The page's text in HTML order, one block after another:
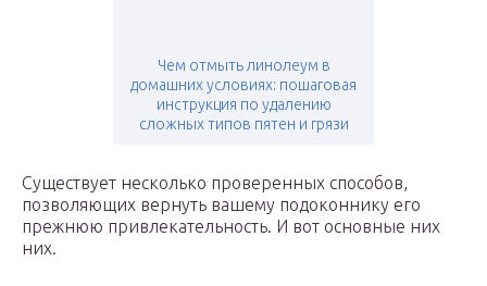
Чем отмыть линолеум в
домашних условиях: пошаговая
инструкция по удалению
сложных типов пятен и грязи
Существует несколько проверенных способов,
позволяющих вернуть вашему подоконнику его
прежнюю привлекательность. И вот основные них
них.